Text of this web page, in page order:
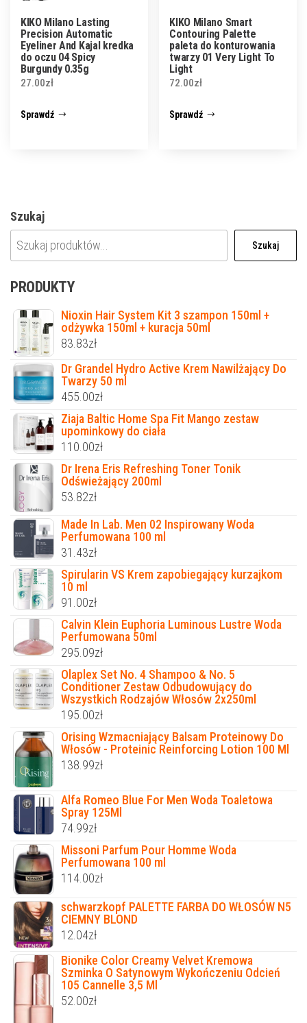
KIKO Milano Lasting
Precision Automatic
Eyeliner And Kajal kredka
do oczu 04 Spicy
Burgundy 0.35g
27.00zł
Sprawdź
KIKO Milano Smart
Contouring Palette
paleta do konturowania
twarzy 01 Very Light To
Light
72.00zł
Sprawdź
Szukaj
Szukaj
PRODUKTY
Nioxin Hair System Kit 3 szampon 150ml +
odżywka 150ml + kuracja 50ml
83.83zł
Dr Grandel Hydro Active Krem Nawilżający Do
Twarzy 50 ml
455.00zł
Ziaja Baltic Home Spa Fit Mango zestaw
upominkowy do ciała
110.00zł
Dr Irena Eris Refreshing Toner Tonik
Odświeżający 200ml
53.82zł
Made In Lab. Men 02 Inspirowany Woda
Perfumowana 100 ml
31.43zł
Spirularin VS Krem zapobiegający kurzajkom
10 ml
91.00zł
Calvin Klein Euphoria Luminous Lustre Woda
Perfumowana 50ml
295.09zł
Olaplex Set No. 4 Shampoo & No. 5
Conditioner Zestaw Odbudowujący do
Wszystkich Rodzajów Włosów 2x250ml
195.00zł
Orising Wzmacniający Balsam Proteinowy Do
Włosów - Proteinic Reinforcing Lotion 100 Ml
138.99zł
Alfa Romeo Blue For Men Woda Toaletowa
Spray 125Ml
74.99zł
Missoni Parfum Pour Homme Woda
Perfumowana 100 ml
114.00zł
schwarzkopf PALETTE FARBA DO WŁOSÓW N5
CIEMNY BLOND
12.04zł
Bionike Color Creamy Velvet Kremowa
Szminka O Satynowym Wykończeniu Odcień
105 Cannelle 3,5 Ml
52.00zł